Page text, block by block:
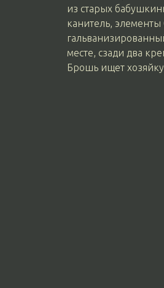
из старых
канитель,
месте, сзади два
Брошь ищет